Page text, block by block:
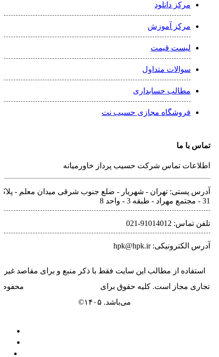
مرکز دانلود
مرکز آموزش
لیست قیمت
سوالات متداول
مطالب حسابداری
فروشگاه مجازی حسیب نت
تماس با ما
اطلاعات تماس شرکت حسیب پرداز خاورمیانه
آدرس پستی: تهران - شهريار - ضلع جنوب شرقی میدان معلم -
31 - مجتمع مهراد - طبقه 3 - واحد 8
تلفن‌ تماس: 91014012-021
آدرس الکترونیکی: hpk@hpk.ir
استفاده از مطالب این سایت فقط با ذکر منبع و برای مقاصد غیر
تجاری مجاز است. کلیه حقوق برای
محفوظ
می‌باشد. ۱۴۰۵©